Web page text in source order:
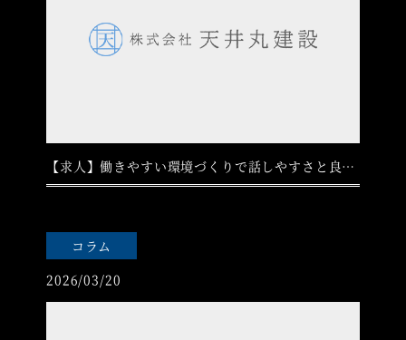
【求人】働きやすい環境づくりで話しやすさと良い雰囲気を重要視しています
コラム
2026/03/20